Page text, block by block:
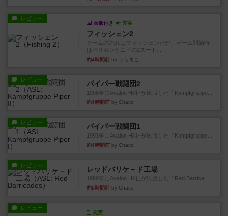
レビュー
画像付き 充実
フィッシェン2
ゲームの流れはフィッシェンだが、ゲーム開始時
はペリカンとエビの2スート...
約4時間前 by うらまこ
レビュー パイパー戦闘団2
1996年にAvalon Hill社が出版した『Kampfgruppe...
約4時間前 by Chaco
レビュー パイパー戦闘団1
1993年にAvalon Hill社が出版した『Kampfgruppe...
約4時間前 by Chaco
レビュー レッドバリケ－ド工場
1989年にAvalon Hill社が出版した『Red Barrica...
約5時間前 by Chaco
レビュー
充実